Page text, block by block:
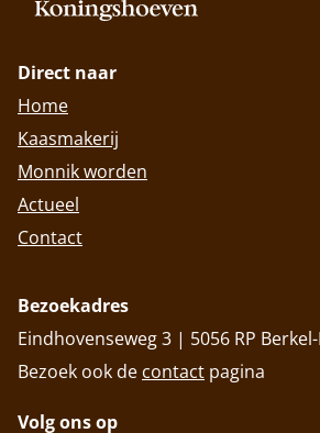
Direct naar
Home
Kaasmakerij
Monnik worden
Actueel
Contact
Bezoekadres
Eindhovenseweg 3 | 5056 RP
Bezoek ook de contact pagina
Volg ons op